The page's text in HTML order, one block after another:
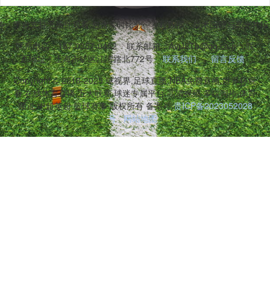
平台支持无插件观看,包含实时比分、赛程数据、战术回顾与高光
联系电话：157-0357-0452
联系邮箱：AvjJ8Tb@qq.com
联
系地址：上海市矿区江湾路北772号
联系我们
留言反馈
Copyright © 2016-2025 球视界,足球直播,NBA免费直播,世界杯观
看,在线体育直播,五大联赛,球迷专属平台,高清视频,多端同步,体育
频道,中超英超,篮球赛事 版权所有 备案号:贵ICP备2023052028
号 网站地图